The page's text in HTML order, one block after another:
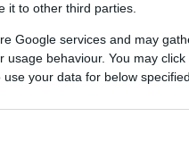
it to other third parties.
Google services and may
behaviour. You may
your data for below
και στους Πλευρικούς
νωρίτερα από τον